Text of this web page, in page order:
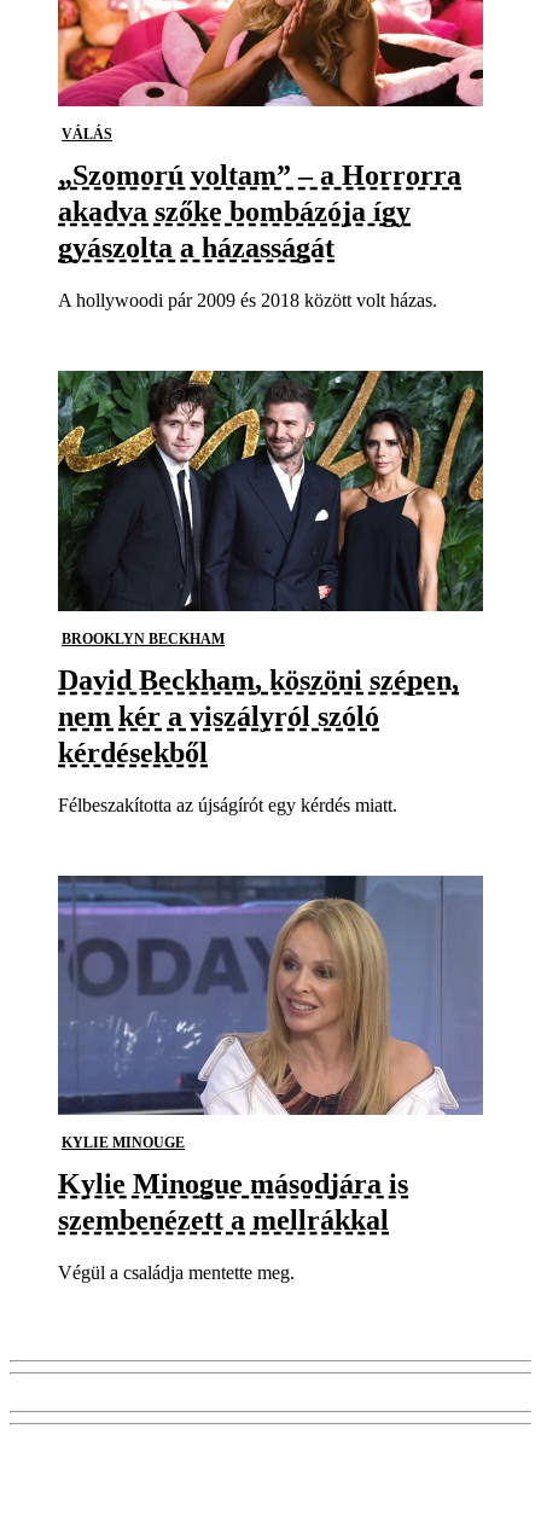
VÁLÁS
„Szomorú voltam” – a Horrorra
akadva szőke bombázója így
gyászolta a házasságát
A hollywoodi pár 2009 és 2018 között volt házas.
BROOKLYN BECKHAM
David Beckham, köszöni szépen,
nem kér a viszályról szóló
kérdésekből
Félbeszakította az újságírót egy kérdés miatt.
KYLIE MINOUGE
Kylie Minogue másodjára is
szembenézett a mellrákkal
Végül a családja mentette meg.